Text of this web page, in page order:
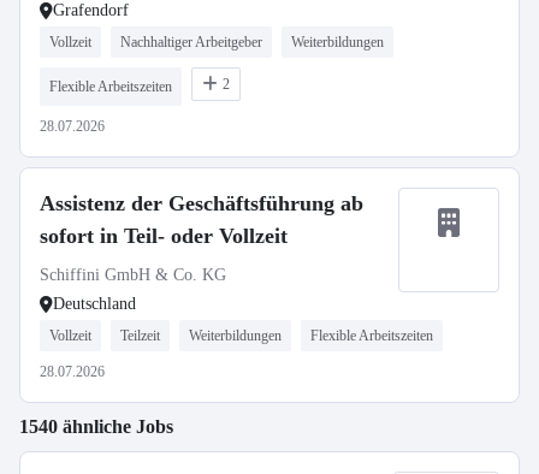
Grafendorf
Vollzeit Nachhaltiger Arbeitgeber Weiterbildungen
Flexible Arbeitszeiten 2
28.07.2026
Assistenz der Geschäftsführung ab
sofort in Teil- oder Vollzeit
Schiffini GmbH & Co. KG
Deutschland
Vollzeit Teilzeit Weiterbildungen Flexible Arbeitszeiten
28.07.2026
1540 ähnliche Jobs